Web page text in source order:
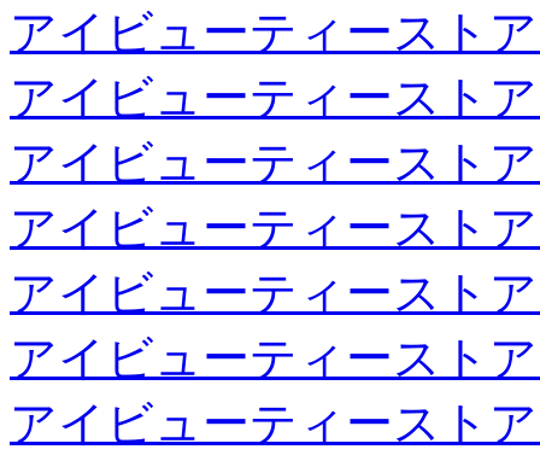
アイビューティースト
アイビューティースト
アイビューティースト
アイビューティースト
アイビューティースト
アイビューティースト
アイビューティースト